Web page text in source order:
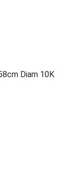
Diam 10K